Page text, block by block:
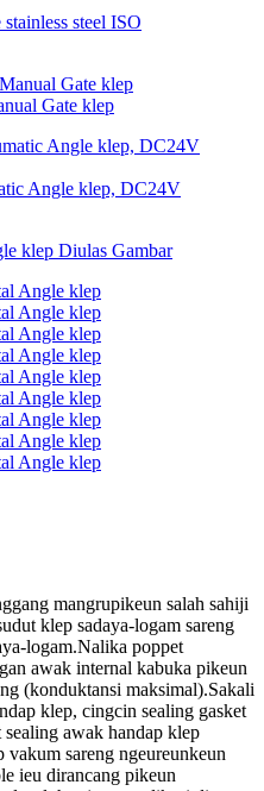
steel ISO
Gate klep
Angle klep, DC24V
mangrupikeun salah sahiji
klep sadaya-logam sareng
logam.Nalika poppet
awak internal kabuka pikeun
(konduktansi maksimal).Sakali
klep, cingcin sealing gasket
awak handap klep
vakum sareng ngeureunkeun
ieu dirancang pikeun